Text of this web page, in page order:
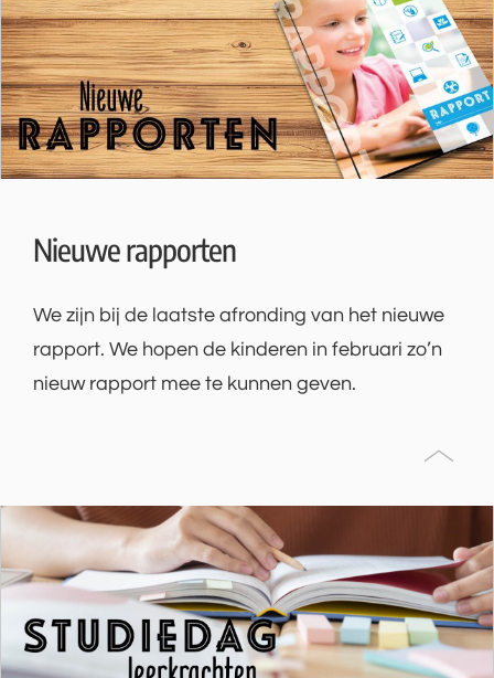
Nieuwe rapporten
We zijn bij de laatste afronding van het nieuwe
rapport. We hopen de kinderen in februari zo’n
nieuw rapport mee te kunnen geven.